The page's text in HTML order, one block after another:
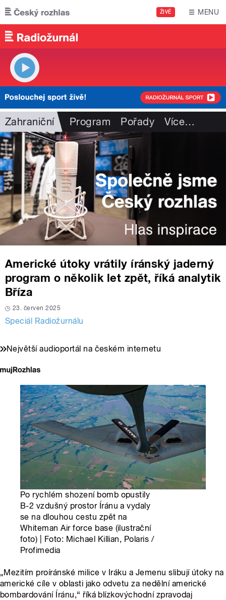
Přejít k hlavnímu obsahu
ŽIVĚ MENU
Zahraniční Program Pořady Více…
Americké útoky vrátily íránský jaderný
program o několik let zpět, říká analytik
Bříza
23. červen 2025
Speciál Radiožurnálu
Největší audioportál na českém internetu
Po rychlém shození bomb opustily
B-2 vzdušný prostor Íránu a vydaly
se na dlouhou cestu zpět na
Whiteman Air force base (ilustrační
foto) | Foto: Michael Killian, Polaris /
Profimedia
„Mezitím proíránské milice v Iráku a Jemenu slibují útoky na
americké cíle v oblasti jako odvetu za nedělní americké
bombardování Íránu,“ říká blízkovýchodní zpravodaj